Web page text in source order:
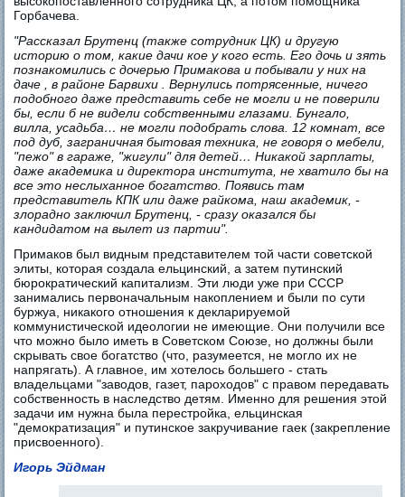
Горбачева.
"Рассказал Брутенц (также сотрудник ЦК) и другую
историю о том, какие дачи кое у кого есть. Его дочь и зять
познакомились с дочерью Примакова и побывали у них на
даче , в районе Барвихи . Вернулись потрясенные, ничего
подобного даже представить себе не могли и не поверили
бы, если б не видели собственными глазами. Бунгало,
вилла, усадьба… не могли подобрать слова. 12 комнат, все
под дуб, заграничная бытовая техника, не говоря о мебели,
"пежо" в гараже, "жигули" для детей… Никакой зарплаты,
даже академика и директора института, не хватило бы на
все это неслыханное богатство. Появись там
представитель КПК или даже райкома, наш академик, -
злорадно заключил Брутенц, - сразу оказался бы
кандидатом на вылет из партии".
Примаков был видным представителем той части советской
элиты, которая создала ельцинский, а затем путинский
бюрократический капитализм. Эти люди уже при СССР
занимались первоначальным накоплением и были по сути
буржуа, никакого отношения к декларируемой
коммунистической идеологии не имеющие. Они получили все
что можно было иметь в Советском Союзе, но должны были
скрывать свое богатство (что, разумеется, не могло их не
напрягать). А главное, им хотелось большего - стать
владельцами "заводов, газет, пароходов" с правом передавать
собственность в наследство детям. Именно для решения этой
задачи им нужна была перестройка, ельцинская
"демократизация" и путинское закручивание гаек (закрепление
присвоенного).
Игорь Эйдман